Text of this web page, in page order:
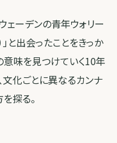
ェーデンの青年ウォリー
」と出会ったことをきっか
意味を見つけていく10年
文化ごとに異なるカンナ
探る。